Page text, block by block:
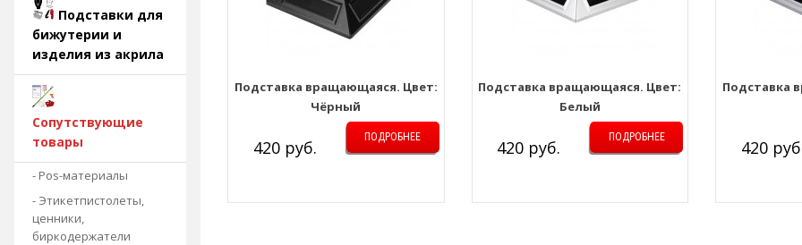
Подставки для
бижутерии и
изделия из акрила
Сопутствующие
товары
- Pos-материалы
- Этикетпистолеты,
ценники,
биркодержатели
Подставка вращающаяся. Цвет:
Чёрный
420 руб. ПОДРОБНЕЕ
Подставка вращающаяся. Цвет:
Белый
420 руб. ПОДРОБНЕЕ
Подставка
420